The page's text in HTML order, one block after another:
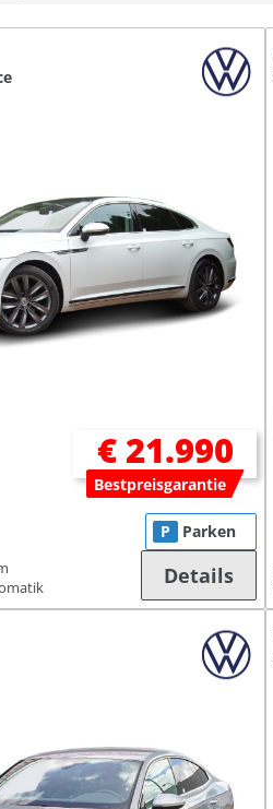
€ 21.990
Bestpreisgarantie
P Parken
Details